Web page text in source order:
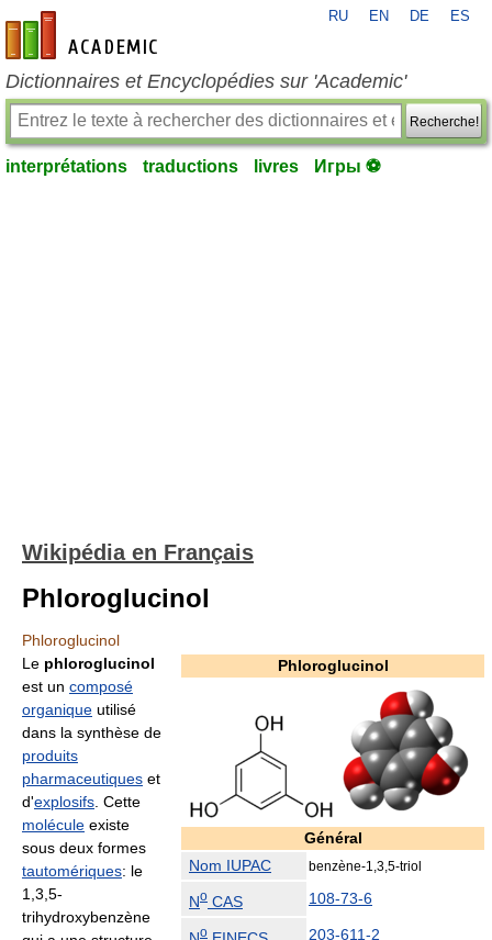
fr-academic.com
RU EN DE ES
Dictionnaires et Encyclopédies sur 'Academic'
Recherche!
interprétations traductions livres Игры ⚽
Wikipédia en Français
Phloroglucinol
Phloroglucinol
Phloroglucinol
Général
Nom IUPAC
benzène-1,3,5-triol
No CAS 108-73-6
o 203-611-2
Le phloroglucinol
est un composé
organique utilisé
dans la synthèse de
produits
pharmaceutiques et
d'explosifs . Cette
molécule existe
sous deux formes
tautomériques: le
1,3,5-
trihydroxybenzène